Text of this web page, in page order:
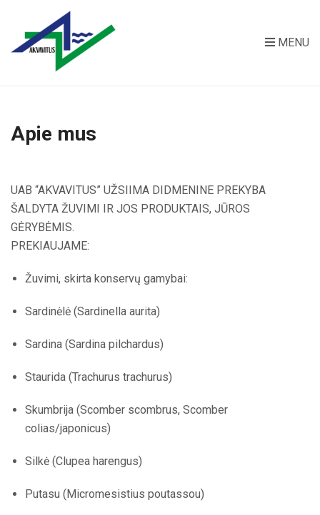
MENU
Apie mus
UAB “AKVAVITUS” UŽSIIMA DIDMENINE PREKYBA
ŠALDYTA ŽUVIMI IR JOS PRODUKTAIS, JŪROS
GĖRYBĖMIS.
PREKIAUJAME:
Žuvimi, skirta konservų gamybai:
Sardinėlė (Sardinella aurita)
Sardina (Sardina pilchardus)
Staurida (Trachurus trachurus)
Skumbrija (Scomber scombrus, Scomber
colias/japonicus)
Silkė (Clupea harengus)
Putasu (Micromesistius poutassou)